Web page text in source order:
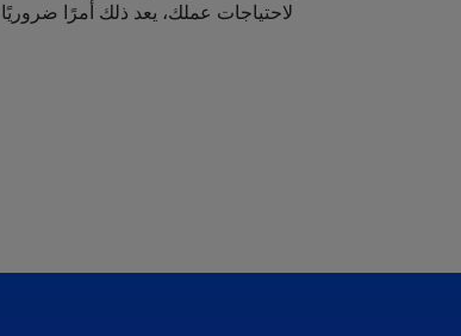
لاحتياجات عملك، يعد ذلك أمرًا